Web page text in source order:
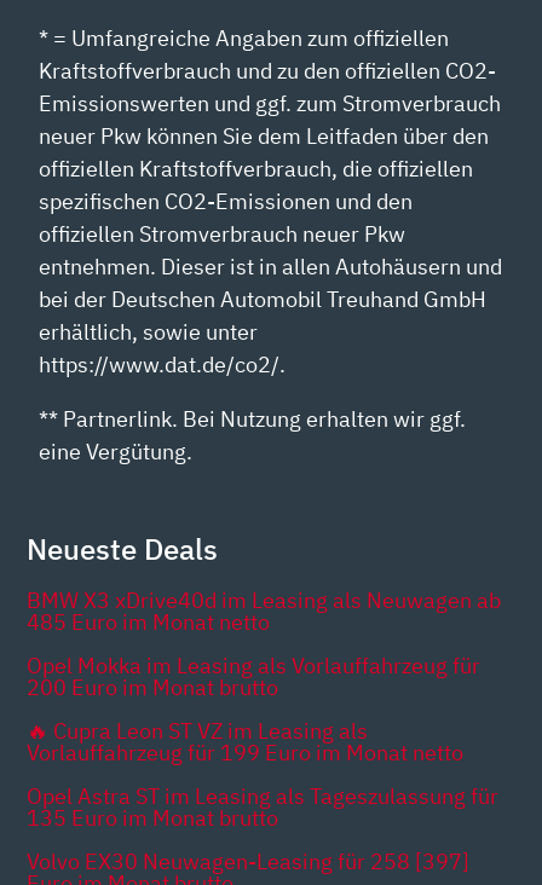
* = Umfangreiche Angaben zum offiziellen
Kraftstoffverbrauch und zu den offiziellen CO2-
Emissionswerten und ggf. zum Stromverbrauch
neuer Pkw können Sie dem Leitfaden über den
offiziellen Kraftstoffverbrauch, die offiziellen
spezifischen CO2-Emissionen und den
offiziellen Stromverbrauch neuer Pkw
entnehmen. Dieser ist in allen Autohäusern und
bei der Deutschen Automobil Treuhand GmbH
erhältlich, sowie unter
https://www.dat.de/co2/.
** Partnerlink. Bei Nutzung erhalten wir ggf.
eine Vergütung.
Neueste Deals
BMW X3 xDrive40d im Leasing als Neuwagen ab
485 Euro im Monat netto
Opel Mokka im Leasing als Vorlauffahrzeug für
200 Euro im Monat brutto
🔥 Cupra Leon ST VZ im Leasing als
Vorlauffahrzeug für 199 Euro im Monat netto
Opel Astra ST im Leasing als Tageszulassung für
135 Euro im Monat brutto
Volvo EX30 Neuwagen-Leasing für 258 [397]